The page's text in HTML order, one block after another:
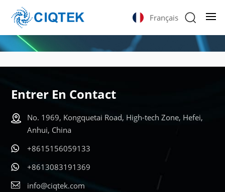
Français
Entrer En Contact
No. 1969, Kongquetai Road, High-tech Zone, Hefei,
Anhui, China
+8615156059133
+8613083191369
info@ciqtek.com